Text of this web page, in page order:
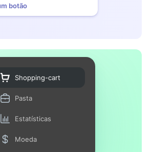
botão
Shopping-cart
Pasta
Estatísticas
Moeda